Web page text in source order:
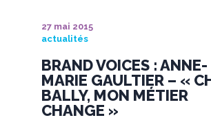
27 mai 2015
actualités
BRAND VOICES : ANNE-
MARIE GAULTIER – «
BALLY, MON MÉTIER
CHANGE »